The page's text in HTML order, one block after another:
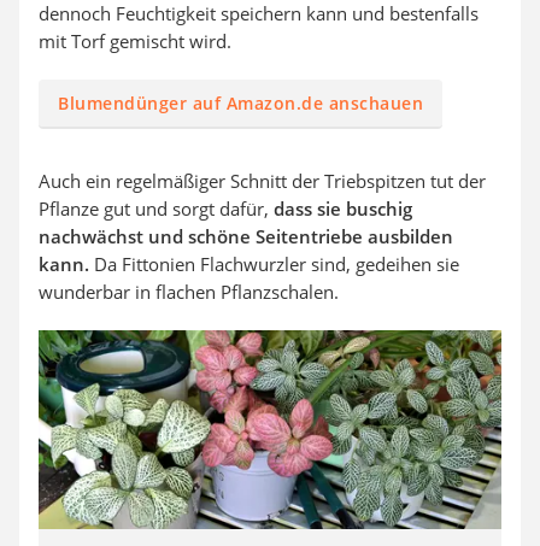
dennoch Feuchtigkeit speichern kann und bestenfalls
mit Torf gemischt wird.
Blumendünger auf Amazon.de anschauen
Auch ein regelmäßiger Schnitt der Triebspitzen tut der
Pflanze gut und sorgt dafür, dass sie buschig
nachwächst und schöne Seitentriebe ausbilden
kann. Da Fittonien Flachwurzler sind, gedeihen sie
wunderbar in flachen Pflanzschalen.